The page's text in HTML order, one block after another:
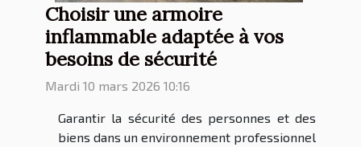
Choisir une armoire
inflammable adaptée à vos
besoins de sécurité
Mardi 10 mars 2026 10:16
Garantir la sécurité des personnes et des
biens dans un environnement professionnel